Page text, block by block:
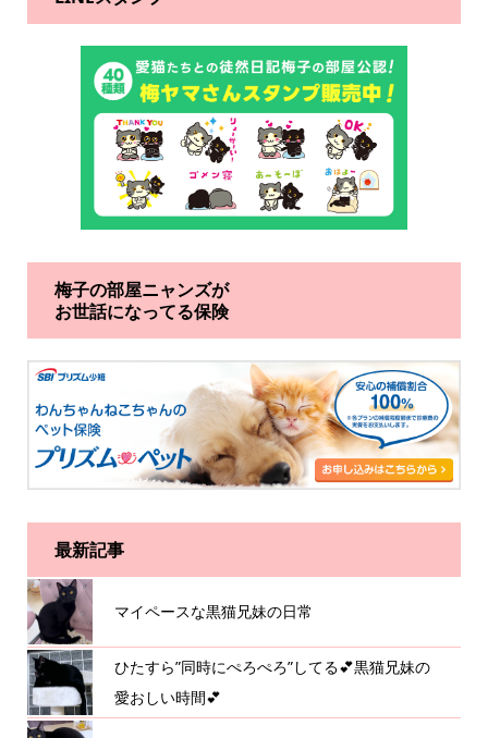
梅子の部屋ニャンズが
お世話になってる保険
最新記事
マイペースな黒猫兄妹の日常
ひたすら”同時にぺろぺろ”してる💕黒猫兄妹の
愛おしい時間💕